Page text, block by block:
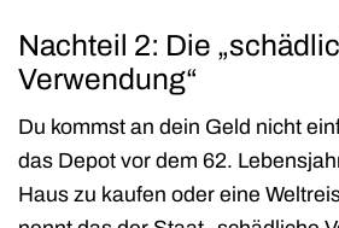
Nachteil 2: Die
Verwendung“
Du kommst an dein Geld nicht
das Depot vor dem 62.
Haus zu kaufen oder eine